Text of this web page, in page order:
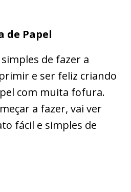
de Papel
de fazer a
e ser feliz criando
com muita fofura.
a fazer, vai ver
fácil e simples de